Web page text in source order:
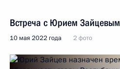
Встреча с Юрием Зайцевым
10 мая 2022 года 2 фото